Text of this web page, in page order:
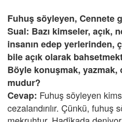
Fuhuş söyleyen, Cennete
Sual: Bazı kimseler, açık,
insanın edep yerlerinden,
bile açık olarak
Böyle konuşmak,
mudur?
Cevap: Fuhuş söyleyen
cezalandırılır. Çünkü, fuhuş